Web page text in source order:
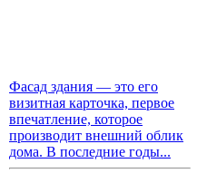
Фасад здания — это его
визитная карточка, первое
впечатление, которое
производит внешний облик
дома. В последние годы...